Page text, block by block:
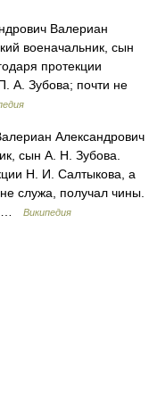
Валериан
военачальник, сын
протекции
А. Зубова; почти не
Александрович
сын А. Н. Зубова.
Н. И. Салтыкова, а
служа, получал чины.
…
Википедия